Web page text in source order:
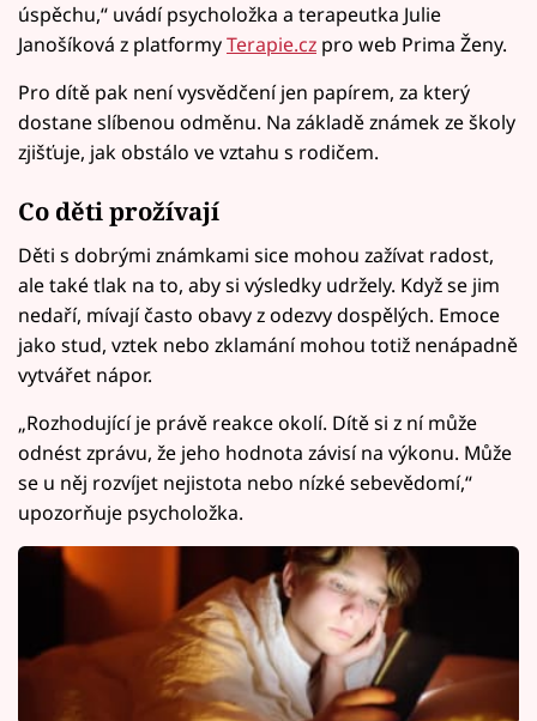
úspěchu,“ uvádí psycholožka a terapeutka Julie
Janošíková z platformyTerapie.cz pro web Prima Ženy.
Pro dítě pak není vysvědčení jen papírem, za který
dostane slíbenou odměnu. Na základě známek ze školy
zjišťuje, jak obstálo ve vztahu s rodičem.
Co děti prožívají
Děti s dobrými známkami sice mohou zažívat radost,
ale také tlak na to, aby si výsledky udržely. Když se jim
nedaří, mívají často obavy z odezvy dospělých. Emoce
jako stud, vztek nebo zklamání mohou totiž nenápadně
vytvářet nápor.
„Rozhodující je právě reakce okolí. Dítě si z ní může
odnést zprávu, že jeho hodnota závisí na výkonu. Může
se u něj rozvíjet nejistota nebo nízké sebevědomí,“
upozorňuje psycholožka.